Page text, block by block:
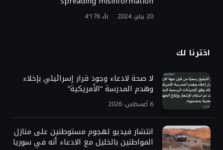
20 يناير، 2024 4٬176
اخترنا لك
لا صحة لادعاء وجود قرار إسرائيلي بإخلاء
وهدم المدرسة “الأمريكية”
6 أغسطس، 2026
انتشار فيديو لهجوم مستوطنين على منازل
المواطنين بالخليل مع الادعاء أنه في سوريا